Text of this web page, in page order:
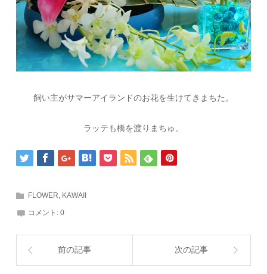
飼い主がサマーアイランドのお花を生けてきまちた。
ラッテも橋を渡りまちゅ。
FLOWER, KAWAII
コメント:0
前の記事 次の記事